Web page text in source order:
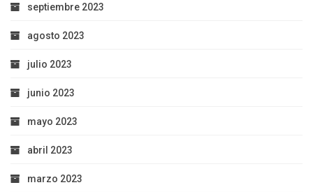
septiembre 2023
agosto 2023
julio 2023
junio 2023
mayo 2023
abril 2023
marzo 2023